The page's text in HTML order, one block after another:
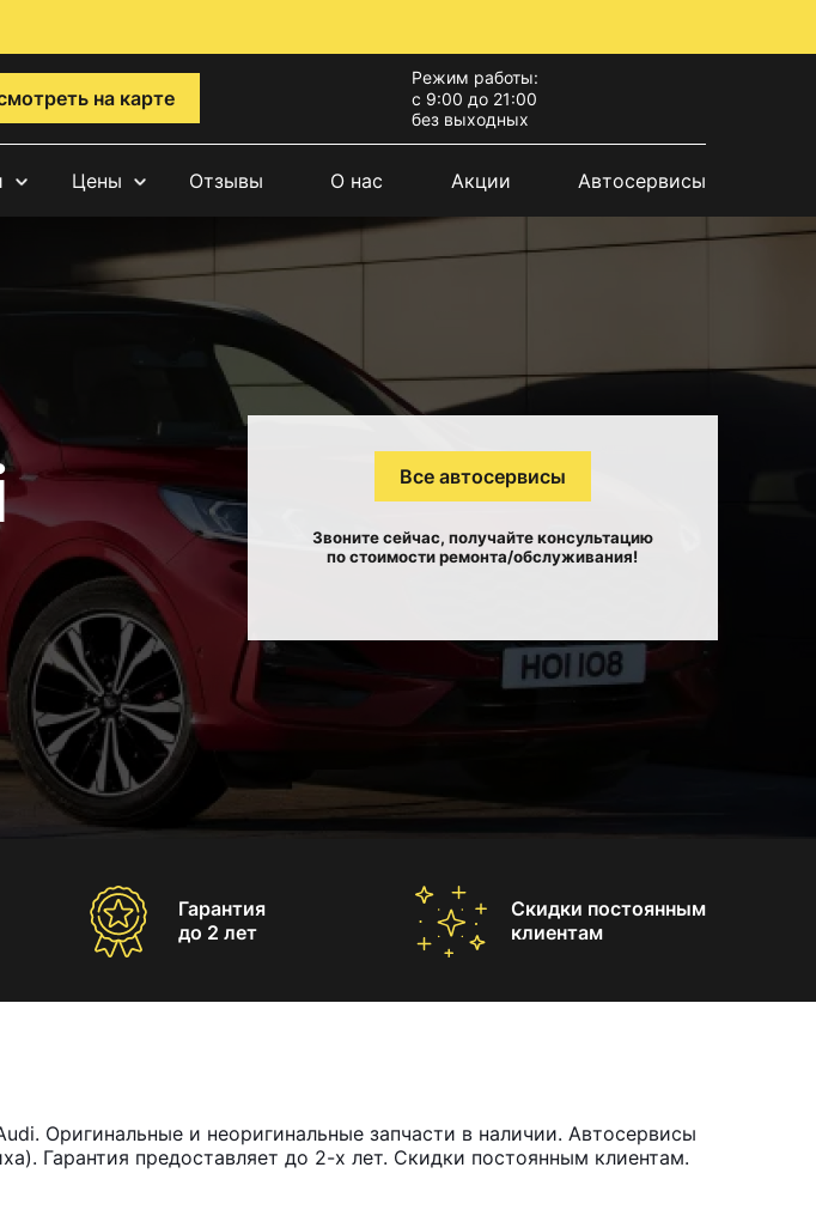
на карте
Режим работы:
с 9:00 до 21:00
без выходных
Цены Отзывы О нас Акции Автосервисы
Все автосервисы
Звоните сейчас, получайте консультацию
по стоимости ремонта/обслуживания!
Гарантия
до 2 лет
Скидки постоянным
клиентам
Оригинальные и неоригинальные запчасти в наличии. Автосервисы
Гарантия предоставляет до 2-х лет. Скидки постоянным клиентам.